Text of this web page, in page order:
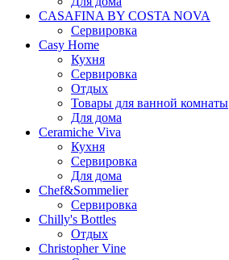
CASAFINA BY COSTA NOVA
Сервировка
Casy Home
Кухня
Сервировка
Отдых
Товары для ванной комнаты
Для дома
Ceramiche Viva
Кухня
Сервировка
Для дома
Chef&Sommelier
Сервировка
Chilly's Bottles
Отдых
Christopher Vine